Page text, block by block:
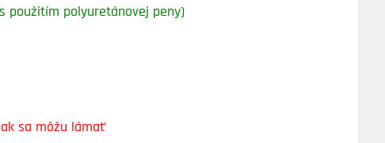
použitím polyuretánovej peny)
sa môžu lámať